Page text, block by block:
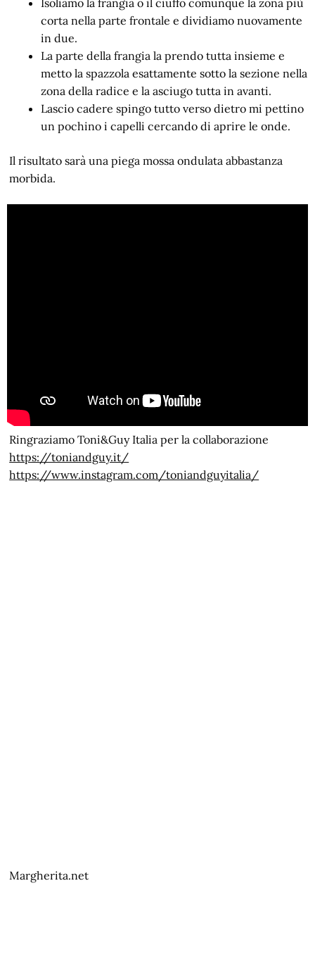
corta nella parte frontale e dividiamo nuovamente
in due.
La parte della frangia la prendo tutta insieme e
metto la spazzola esattamente sotto la sezione nella
zona della radice e la asciugo tutta in avanti.
Lascio cadere spingo tutto verso dietro mi pettino
un pochino i capelli cercando di aprire le onde.
Il risultato sarà una piega mossa ondulata abbastanza
morbida.
Ringraziamo Toni&Guy Italia per la collaborazione
https://toniandguy.it/
https://www.instagram.com/toniandguyitalia/
Margherita.net